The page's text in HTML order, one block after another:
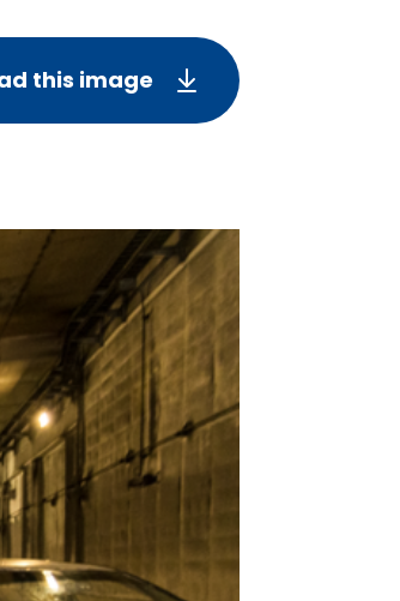
this image